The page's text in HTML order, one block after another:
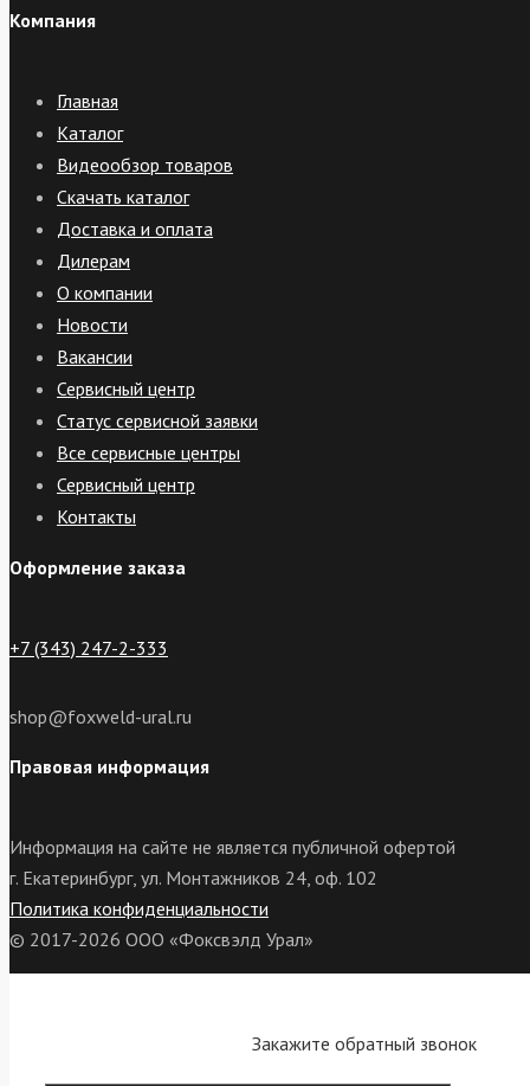
Компания
Главная
Каталог
Видеообзор товаров
Скачать каталог
Доставка и оплата
Дилерам
О компании
Новости
Вакансии
Сервисный центр
Статус сервисной заявки
Все сервисные центры
Сервисный центр
Контакты
Оформление заказа
+7 (343) 247-2-333
shop@foxweld-ural.ru
Правовая информация
Информация на сайте не является публичной офертой
г. Екатеринбург, ул. Монтажников 24, оф. 102
Политика конфиденциальности
© 2017-2026 ООО «Фоксвэлд Урал»
Закажите обратный звонок